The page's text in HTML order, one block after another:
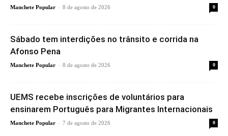
Manchete Popular - 8 de agosto de 2026 0
Sábado tem interdições no trânsito e corrida na
Afonso Pena
Manchete Popular - 8 de agosto de 2026 0
UEMS recebe inscrições de voluntários para
ensinarem Português para Migrantes Internacionais
Manchete Popular - 7 de agosto de 2026 0